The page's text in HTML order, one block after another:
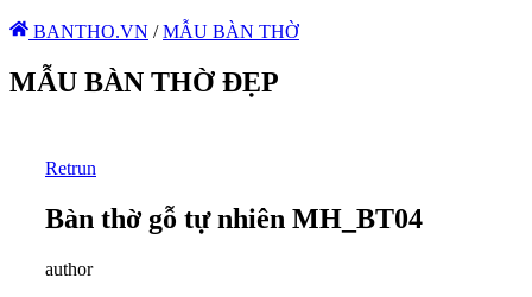
BANTHO.VN / MẪU BÀN THỜ
MẪU BÀN THỜ ĐẸP
Retrun
Bàn thờ gỗ tự nhiên MH_BT04
author